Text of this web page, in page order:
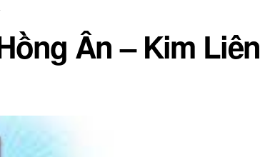
Ân – Kim Liên